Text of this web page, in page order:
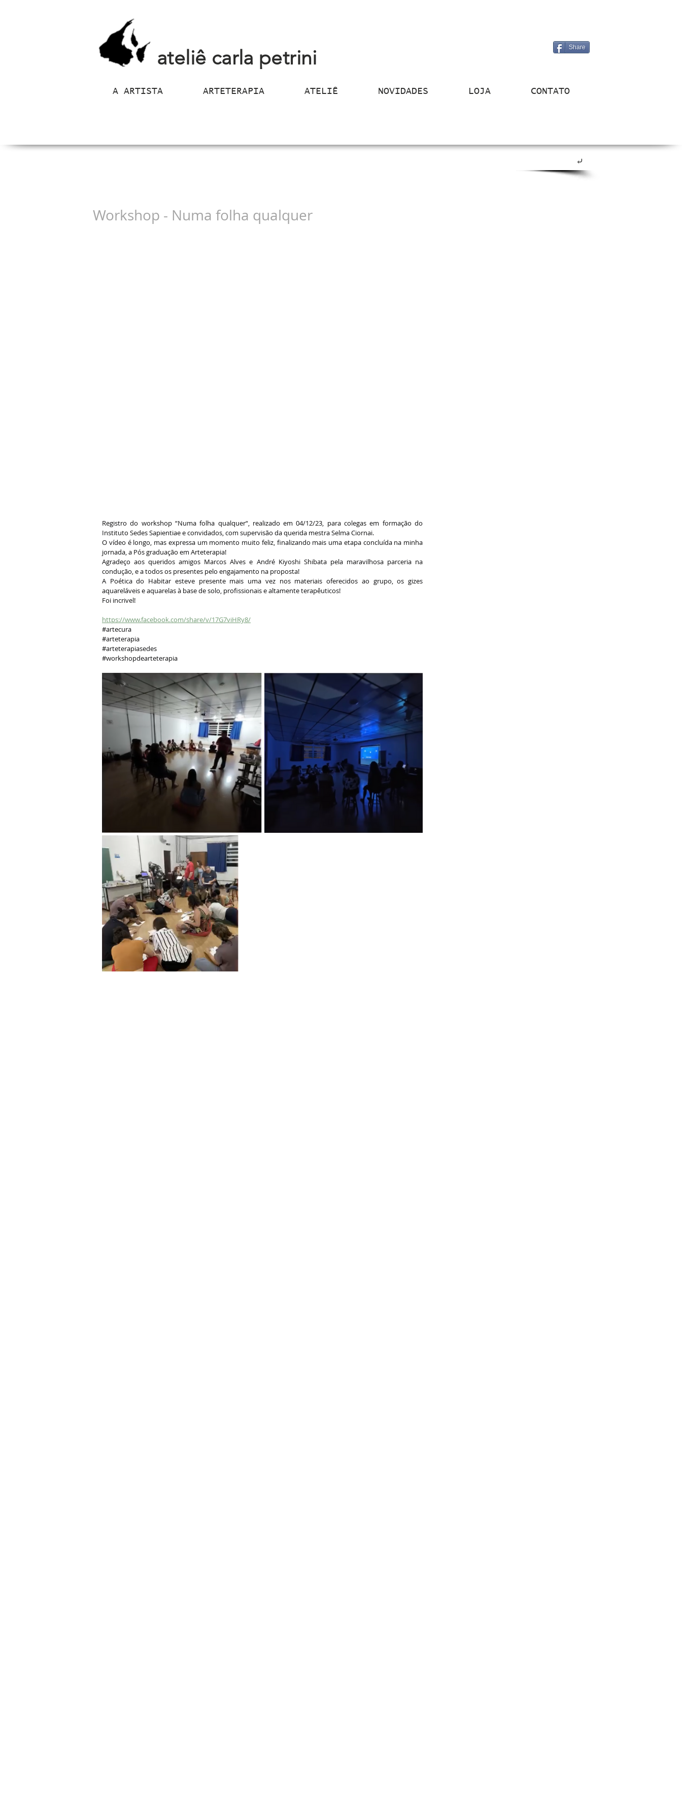
ateliê carla petrini Share
A ARTISTA ARTETERAPIA ATELIÊ NOVIDADES LOJA CONTATO
⤶
Workshop - Numa folha qualquer
Registro do workshop “Numa folha qualquer“, realizado em 04/12/23, para colegas em formação do
Instituto Sedes Sapientiae e convidados, com supervisão da querida mestra Selma Ciornai.
O vídeo é longo, mas expressa um momento muito feliz, finalizando mais uma etapa concluída na minha
jornada, a Pós graduação em Arteterapia!
Agradeço aos queridos amigos Marcos Alves e André Kiyoshi Shibata pela maravilhosa parceria na
condução, e a todos os presentes pelo engajamento na proposta!
A Poética do Habitar esteve presente mais uma vez nos materiais oferecidos ao grupo, os gizes
aquareláveis e aquarelas à base de solo, profissionais e altamente terapêuticos!
Foi incrivel!
https://www.facebook.com/share/v/17G7viHRy8/
#artecura
#arteterapia
#arteterapiasedes
#workshopdearteterapia